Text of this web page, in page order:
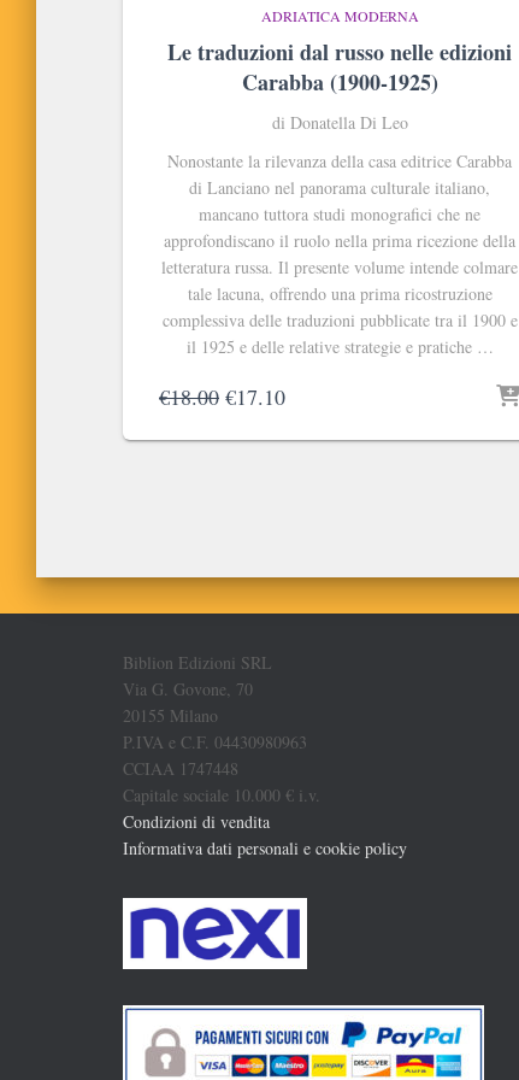
ADRIATICA MODERNA
Le traduzioni dal russo nelle edizioni
Carabba (1900-1925)
di Donatella Di Leo
Nonostante la rilevanza della casa editrice Carabba
di Lanciano nel panorama culturale italiano,
mancano tuttora studi monografici che ne
approfondiscano il ruolo nella prima ricezione della
letteratura russa. Il presente volume intende colmare
tale lacuna, offrendo una prima ricostruzione
complessiva delle traduzioni pubblicate tra il 1900 e
il 1925 e delle relative strategie e pratiche …
€18.00 Il
originale
€17.10Il
attuale
Biblion Edizioni SRL
Via G. Govone, 70
20155 Milano
P.IVA e C.F. 04430980963
CCIAA 1747448
Capitale sociale 10.000 € i.v.
Condizioni di vendita
Informativa dati personali e cookie policy